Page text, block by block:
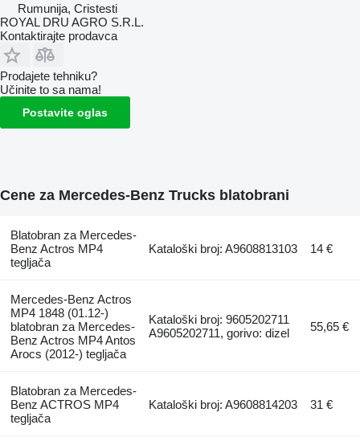
Rumunija, Cristesti
ROYAL DRU AGRO S.R.L.
Kontaktirajte prodavca
Prodajete tehniku?
Učinite to sa nama!
Postavite oglas
Cene za Mercedes-Benz Trucks blatobrani
Blatobran za Mercedes-
Benz Actros MP4
tegljača
Kataloški broj: A9608813103 14 €
Mercedes-Benz Actros
MP4 1848 (01.12-)
blatobran za Mercedes-
Benz Actros MP4 Antos
Arocs (2012-) tegljača
Kataloški broj: 9605202711
A9605202711, gorivo: dizel
55,65 €
Blatobran za Mercedes-
Benz ACTROS MP4
tegljača
Kataloški broj: A9608814203 31 €